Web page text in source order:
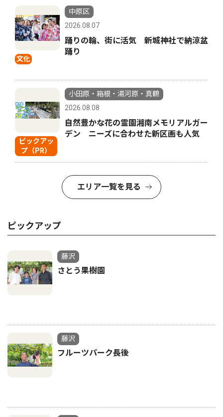
文化
中原区
2026.08.07
踊りの輪、街に活気 新城神社で納涼盆
踊り
ピックアッ
プ（PR）
小田原・箱根・湯河原・真鶴
2026.08.08
自然豊かな花の霊園湘南メモリアルガー
デン ニーズに合わせた新区画も人気
エリア一覧を見る
ピックアップ
藤沢
さとう果樹園
藤沢
フルーツパーク長後